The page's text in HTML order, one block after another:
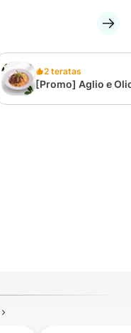
2 teratas
[Promo] Aglio e